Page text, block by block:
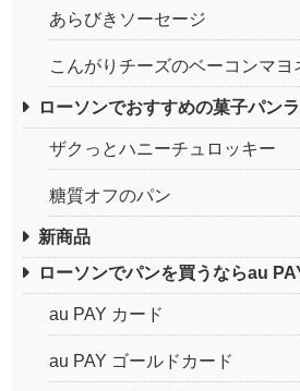
あらびきソーセージ
こんがりチーズのベーコンマヨ
ローソンでおすすめの菓子パン
ザクっとハニーチュロッキー
糖質オフのパン
新商品
ローソンでパンを買うならau
au PAY カード
au PAY ゴールドカード